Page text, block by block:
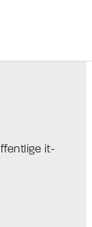
it-